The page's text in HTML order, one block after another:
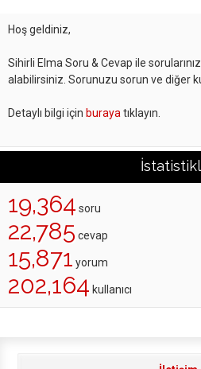
Hoş geldiniz,
Sihirli Elma Soru & Cevap ile
alabilirsiniz. Sorunuzu sorun ve diğer
Detaylı bilgi için buraya tıklayın.
19,364 soru
22,785 cevap
15,871 yorum
202,164 kullanıcı